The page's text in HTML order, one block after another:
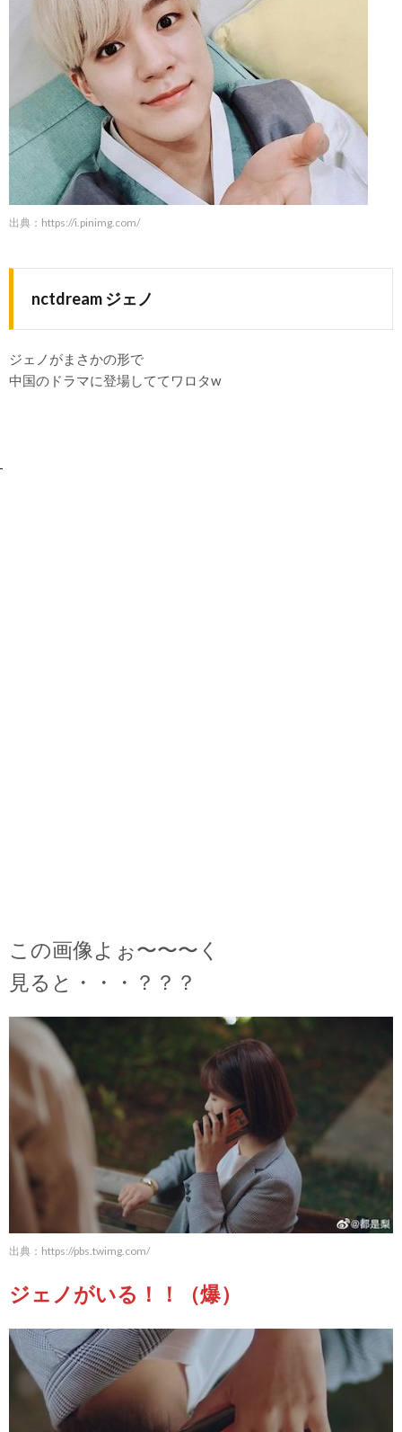
出典： https://i.pinimg.com/
nctdream ジェノ
ジェノがまさかの形で
中国のドラマに登場しててワロタw
この画像よぉ〜〜〜く
見ると・・・？？？
出典： https://pbs.twimg.com/
ジェノがいる！！（爆）